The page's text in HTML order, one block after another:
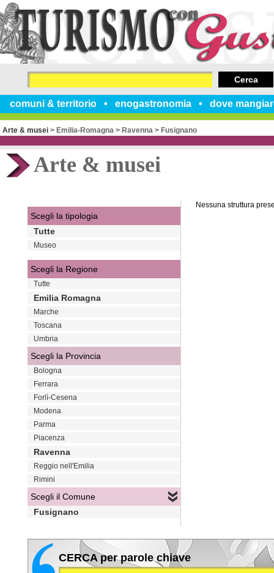
comuni & territorio enogastronomia dove
Cerca
Arte & musei > Emilia-Romagna > Ravenna > Fusignano
Arte & musei
Nessuna struttura
Scegli la tipologia
Tutte
Museo
Scegli la Regione
Tutte
Emilia Romagna
Marche
Toscana
Umbria
Scegli la Provincia
Bologna
Ferrara
Forlì-Cesena
Modena
Parma
Piacenza
Ravenna
Reggio nell'Emilia
Rimini
Scegli il Comune
Fusignano
CERCA per parole chiave